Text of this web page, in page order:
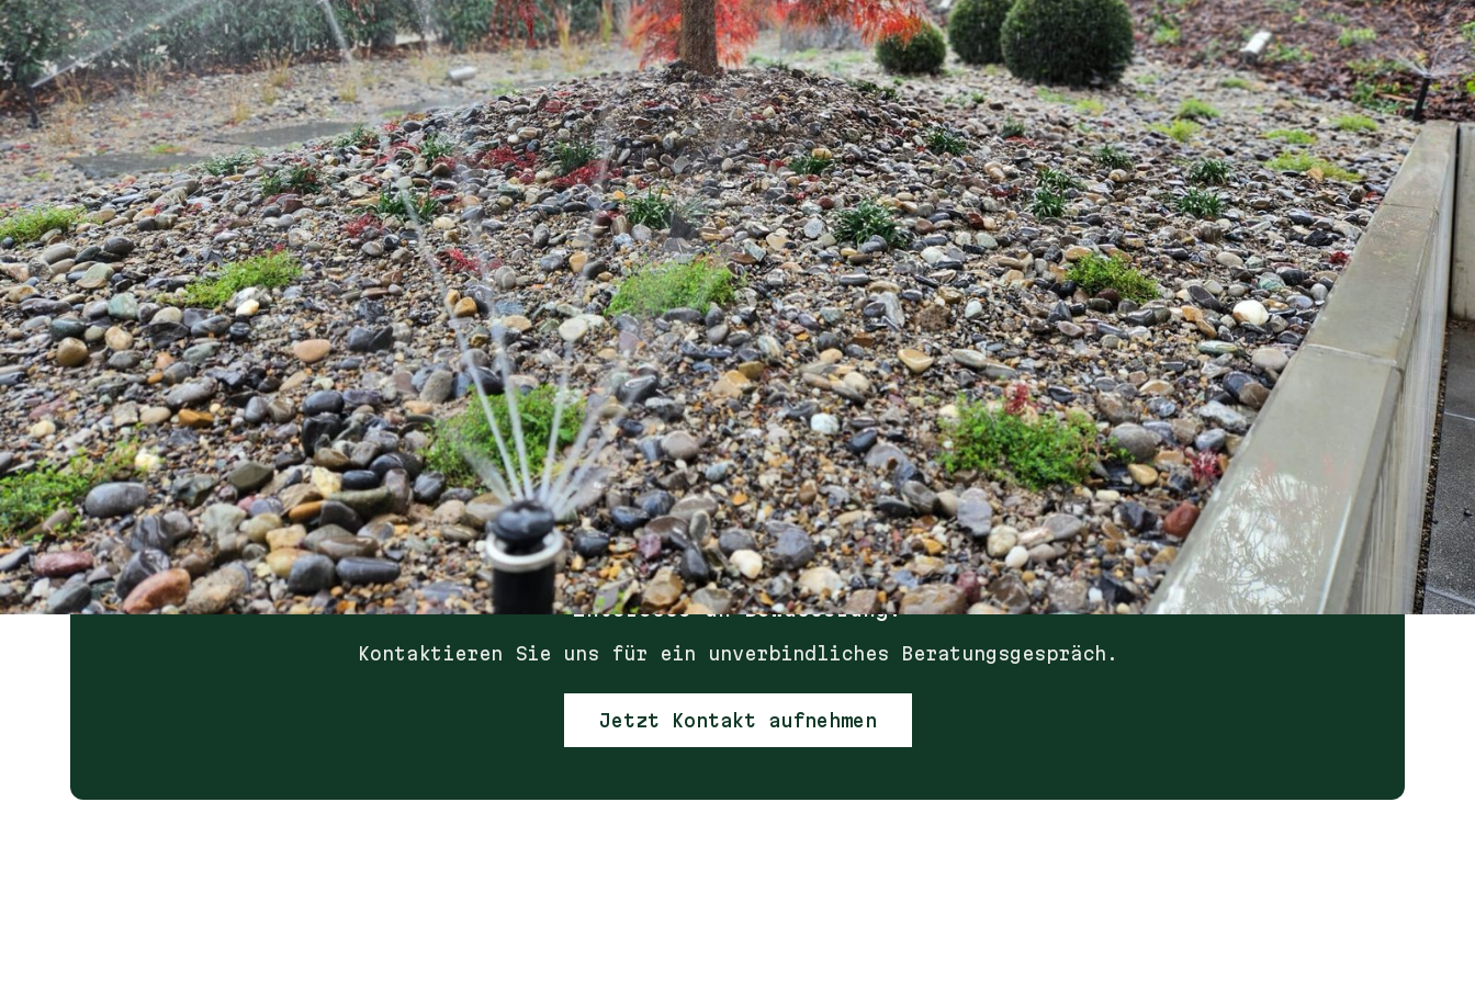
Ein durchdachtes Bewässerungssystem spart Wasser und
hält Ihren Garten immer frisch und grün – automatisch
und zuverlässig.
Automatische Bewässerung
Zeitgesteuerte Systeme für sorgenfreie Bewässerung.
Tropfbewässerung
Gezielte Wasserversorgung direkt an der Wurzel – wassersparend und
effektiv.
Rasensprenger
Installation und Einstellung für gleichmässige Bewässerung.
Smarte Steuerung
Steuerung per App – auch von unterwegs Ihren Garten bewässern.
Wartung & Winterschutz
Regelmässige Wartung und frostsicheres Einwintern der Anlage.
Interesse anBewässerung?
Kontaktieren Sie uns für ein unverbindliches Beratungsgespräch.
Jetzt Kontakt aufnehmen